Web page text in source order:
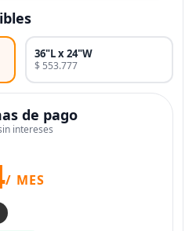
36"L x 24"W
$ 553.777
de pago
intereses
/ MES